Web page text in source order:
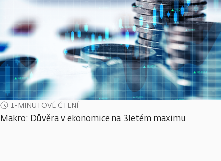
1-MINUTOVÉ ČTENÍ
Makro: Důvěra v ekonomice na 3letém maximu